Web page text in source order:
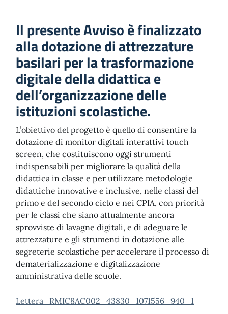
Il presente Avviso è finalizzato
alla dotazione di attrezzature
basilari per la trasformazione
digitale della didattica e
dell’organizzazione delle
istituzioni scolastiche.
L’obiettivo del progetto è quello di consentire la
dotazione di monitor digitali interattivi touch
screen, che costituiscono oggi strumenti
indispensabili per migliorare la qualità della
didattica in classe e per utilizzare metodologie
didattiche innovative e inclusive, nelle classi del
primo e del secondo ciclo e nei CPIA, con priorità
per le classi che siano attualmente ancora
sprovviste di lavagne digitali, e di adeguare le
attrezzature e gli strumenti in dotazione alle
segreterie scolastiche per accelerare il processo di
dematerializzazione e digitalizzazione
amministrativa delle scuole.
Lettera_RMIC8AC002_43830_1071556_940_1